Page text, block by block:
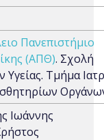
Πανεπιστήμιο
(ΑΠΘ). Σχολή
Υγείας. Τμήμα
Ιωάννης